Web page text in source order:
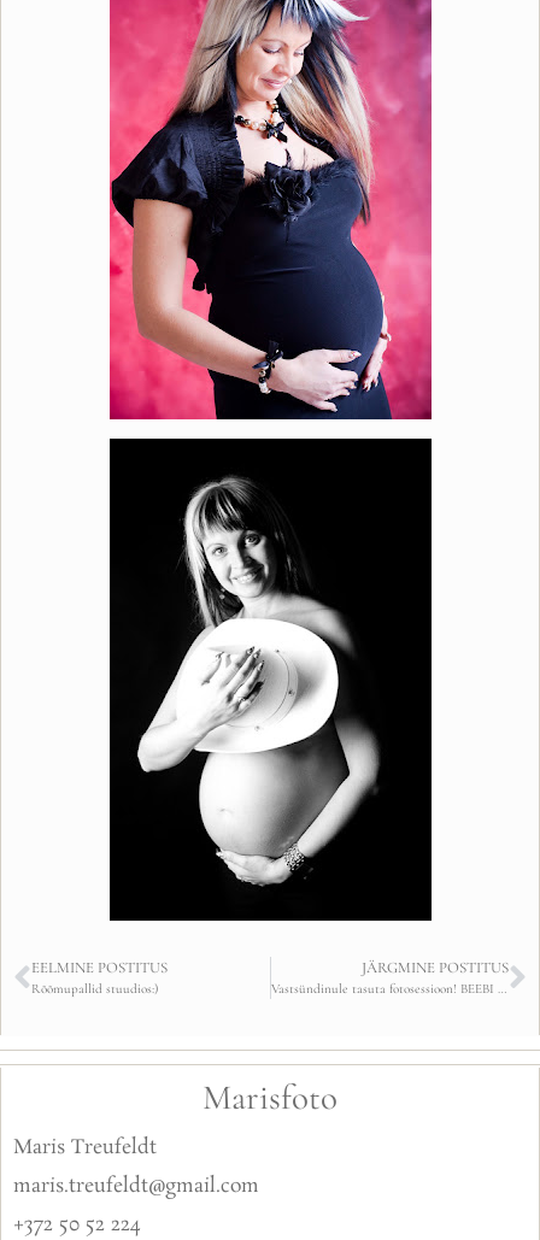
EELMINE POSTITUS
Rõõmupallid stuudios:)
JÄRGMINE POSTITUS
Vastsündinule tasuta fotosessioon! BEEBI LEITUD:)
Marisfoto
Maris Treufeldt
maris.treufeldt@gmail.com
+372 50 52 224